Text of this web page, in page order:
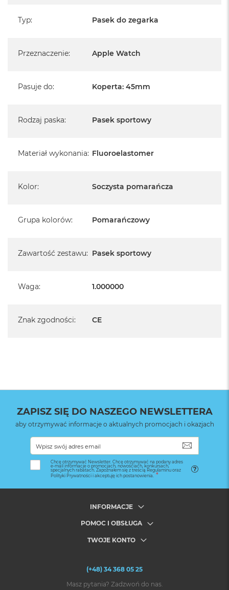
Typ: Pasek do zegarka
Przeznaczenie: Apple Watch
Pasuje do: Koperta: 45mm
Rodzaj paska: Pasek sportowy
Materiał wykonania: Fluoroelastomer
Kolor: Soczysta pomarańcza
Grupa kolorów: Pomarańczowy
Zawartość zestawu: Pasek sportowy
Waga: 1.000000
Znak zgodności: CE
ZAPISZ SIĘ DO NASZEGO NEWSLETTERA
aby otrzymywać informacje o aktualnych promocjach i okazjach
Chcę otrzymywać Newsletter. Chcę otrzymywać na podany adres
e-mail informacje o promocjach, nowościach, konkursach,
specjalnych rabatach. Zapoznałem się z treścią Regulaminu oraz
Polityki Prywatności i akceptuję ich postanowienia.
INFORMACJE
POMOC I OBSŁUGA
TWOJE KONTO
(+48) 34 368 05 25
Masz pytania? Zadzwoń do nas.